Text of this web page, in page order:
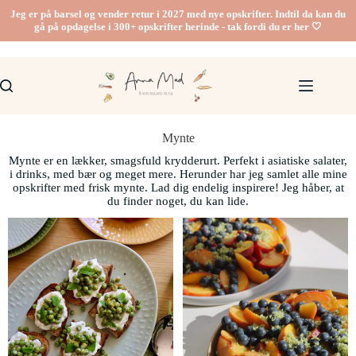
Jeg er på barsel og vender retur i 2027 med nye opskrifter. Indtil da kan du
gå på opdagelse i 300+ opskrifter herinde - tak fordi du er her 🤍
Mynte
Mynte er en lækker, smagsfuld krydderurt. Perfekt i asiatiske salater,
i drinks, med bær og meget mere. Herunder har jeg samlet alle mine
opskrifter med frisk mynte. Lad dig endelig inspirere! Jeg håber, at
du finder noget, du kan lide.